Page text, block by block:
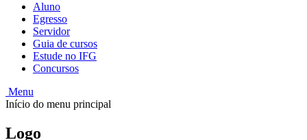
Aluno
Egresso
Servidor
Guia de cursos
Estude no IFG
Concursos
Menu
Início do menu principal
Logo